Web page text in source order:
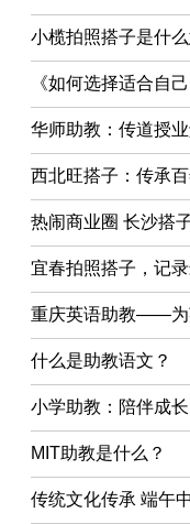
小榄拍照搭子是什么
《如何选择适合自
华师助教：传道授
西北旺搭子：传承
热闹商业圈 长沙搭
宜春拍照搭子，记
重庆英语助教——为
什么是助教语文？
小学助教：陪伴成
MIT助教是什么？
传统文化传承 端午